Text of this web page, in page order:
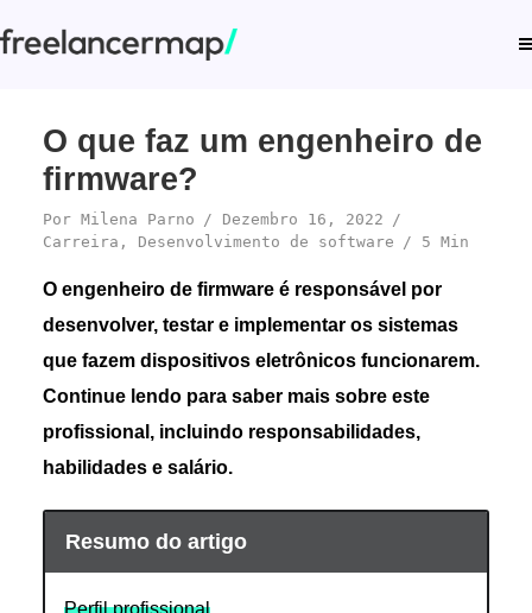
O que faz um engenheiro de
firmware?
Por Milena Parno
Dezembro 16, 2022
Carreira , Desenvolvimento de software 5 Min
O engenheiro de firmware é responsável por
desenvolver, testar e implementar os sistemas
que fazem dispositivos eletrônicos funcionarem.
Continue lendo para saber mais sobre este
profissional, incluindo responsabilidades,
habilidades e salário.
Resumo do artigo
Perfil profissional